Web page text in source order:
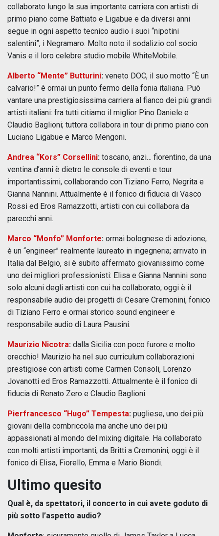
collaborato lungo la sua importante carriera con artisti di
primo piano come Battiato e Ligabue e da diversi anni
segue in ogni aspetto tecnico audio i suoi “nipotini
salentini”, i Negramaro. Molto noto il sodalizio col socio
Vanis e il loro celebre studio mobile WhiteMobile.
Alberto “Mente” Butturini: veneto DOC, il suo motto “È un
calvario!” è ormai un punto fermo della fonia italiana. Può
vantare una prestigiosissima carriera al fianco dei più grandi
artisti italiani: fra tutti citiamo il miglior Pino Daniele e
Claudio Baglioni; tuttora collabora in tour di primo piano con
Luciano Ligabue e Marco Mengoni.
Andrea “Kors” Corsellini: toscano, anzi… fiorentino, da una
ventina d’anni è dietro le console di eventi e tour
importantissimi, collaborando con Tiziano Ferro, Negrita e
Gianna Nannini. Attualmente è il fonico di fiducia di Vasco
Rossi ed Eros Ramazzotti, artisti con cui collabora da
parecchi anni.
Marco “Monfo” Monforte: ormai bolognese di adozione,
è un “engineer” realmente laureato in ingegneria; arrivato in
Italia dal Belgio, si è subito affermato giovanissimo come
uno dei migliori professionisti: Elisa e Gianna Nannini sono
solo alcuni degli artisti con cui ha collaborato; oggi è il
responsabile audio dei progetti di Cesare Cremonini, fonico
di Tiziano Ferro e ormai storico sound engineer e
responsabile audio di Laura Pausini.
Maurizio Nicotra: dalla Sicilia con poco furore e molto
orecchio! Maurizio ha nel suo curriculum collaborazioni
prestigiose con artisti come Carmen Consoli, Lorenzo
Jovanotti ed Eros Ramazzotti. Attualmente è il fonico di
fiducia di Renato Zero e Claudio Baglioni.
Pierfrancesco “Hugo” Tempesta: pugliese, uno dei più
giovani della combriccola ma anche uno dei più
appassionati al mondo del mixing digitale. Ha collaborato
con molti artisti importanti, da Britti a Cremonini; oggi è il
fonico di Elisa, Fiorello, Emma e Mario Biondi.
Ultimo quesito
Qual è, da spettatori, il concerto in cui avete goduto di
più sotto l’aspetto audio?